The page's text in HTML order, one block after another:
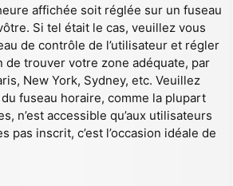
affichée soit réglée sur un fuseau
Si tel était le cas, veuillez vous
de contrôle de l’utilisateur et régler
de trouver votre zone adéquate, par
New York, Sydney, etc. Veuillez
fuseau horaire, comme la plupart
n’est accessible qu’aux utilisateurs
pas inscrit, c’est l’occasion idéale de